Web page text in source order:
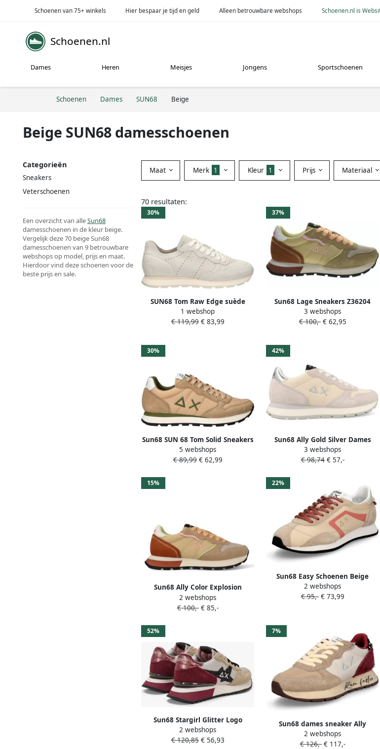
Schoenen van 75+ winkels Hier bespaar je tijd en geld Alleen betrouwbare webshops Schoenen.nl is
Schoenen.nl
Dames Heren Meisjes Jongens Sportschoenen
Schoenen Dames SUN68 Beige
Beige SUN68 damesschoenen
Categorieën
Sneakers
Veterschoenen
Een overzicht van alleSun68
damesschoenen in de kleur beige.
Vergelijk deze 70 beige Sun68
damesschoenen van 9 betrouwbare
webshops op model, prijs en maat.
Hierdoor vind deze schoenen voor de
beste prijs en sale.
Maat Merk 1 Kleur 1 Prijs Materiaal
70 resultaten:
30%
SUN68 Tom Raw Edge suède
sneakers ecru
1 webshop
€ 119,99€ 83,99
37%
Sun68 Lage Sneakers Z36204
ALLY COLOR EXPLOSION-330 16
BEIGE
3 webshops
€ 100,-€ 62,95
30%
Sun68 SUN 68 Tom Solid Sneakers
Beige
5 webshops
€ 89,99€ 62,99
42%
Sun68 Ally Gold Silver Dames
Sneakers Schoenen Beige Z44202
3 webshops
€ 98,74€ 57,-
15%
Sun68 Ally Color Explosion
Z36204_16 Beige
2 webshops
€ 100,-€ 85,-
22%
Sun68 Easy Schoenen Beige
Vrouw
2 webshops
€ 95,-€ 73,99
52%
Sun68 Stargirl Glitter Logo
Sneaker Fashion Wear Vrouwen
2 webshops
€ 120,85€ 56,93
7%
Sun68 dames sneaker Ally
Vintage beige
2 webshops
€ 126,-€ 117,-